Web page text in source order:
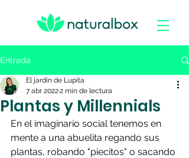
Entrada
Plantas y Millennials
El jardín de Lupita
7 abr 20222 min de lectura
En el imaginario social tenemos en
mente a una abuelita regando sus
plantas, robando "piecitos" o sacando